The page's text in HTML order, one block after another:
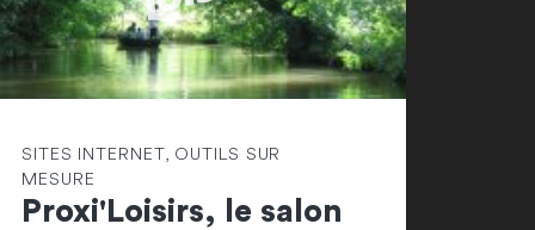
SITES INTERNET, OUTILS SUR
MESURE
Proxi'Loisirs, le salon